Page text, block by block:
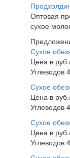
Оптовая
сухое
Сухое
Цена в
Углеводов
Сухое
Цена в
Углеводов
Сухое
Цена в
Углеводов